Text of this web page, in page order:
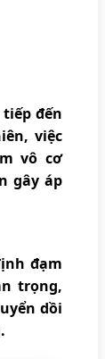
đến
việc
vô cơ
gây áp
đạm
trọng,
dồi